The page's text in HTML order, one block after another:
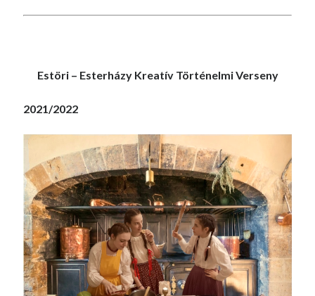
Estöri – Esterházy Kreatív Történelmi Verseny
2021/2022